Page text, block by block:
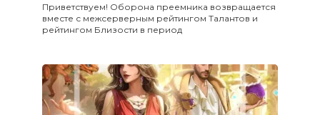
Приветствуем! Оборона преемника возвращается
вместе с межсерверным рейтингом Талантов и
рейтингом Близости в период